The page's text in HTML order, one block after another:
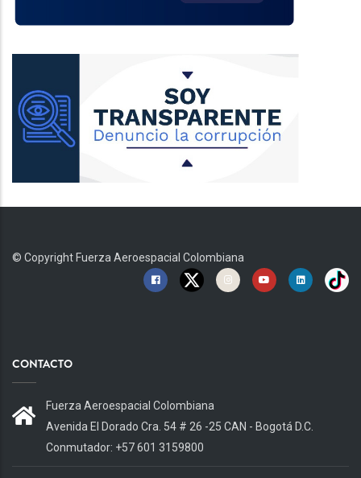
© Copyright Fuerza Aeroespacial Colombiana
CONTACTO
Fuerza Aeroespacial Colombiana
Avenida El Dorado Cra. 54 # 26 -25 CAN - Bogotá D.C.
Conmutador: +57 601 3159800